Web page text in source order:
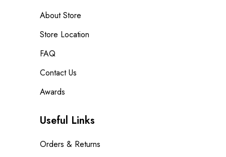
About Store
Store Location
FAQ
Contact Us
Awards
Useful Links
Orders & Returns